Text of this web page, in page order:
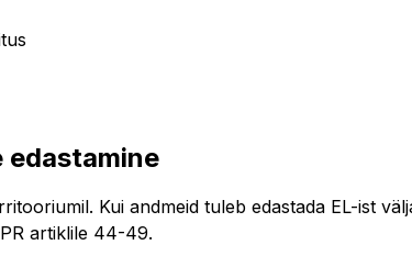
edastamine
Kui andmeid tuleb edastada EL-ist
artiklile 44-49.